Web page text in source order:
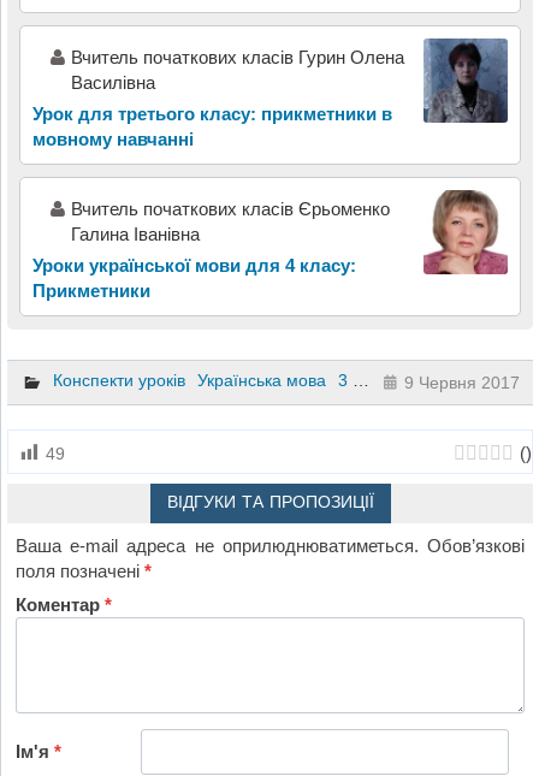
Вчитель початкових класів Гурин Олена
Василівна
Урок для третього класу: прикметники в
мовному навчанні
Вчитель початкових класів Єрьоменко
Галина Іванівна
Уроки української мови для 4 класу:
Прикметники
Конспекти уроків Українська мова 3 клас 9 Червня 2017
49 ()
ВІДГУКИ ТА ПРОПОЗИЦІЇ
Ваша e-mail адреса не оприлюднюватиметься. Обов’язкові
поля позначені*
Коментар*
Ім'я*